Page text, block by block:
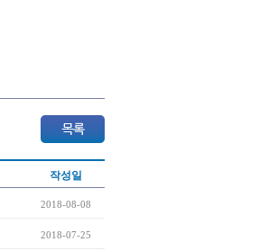
작성일
2018-08-08
2018-07-25